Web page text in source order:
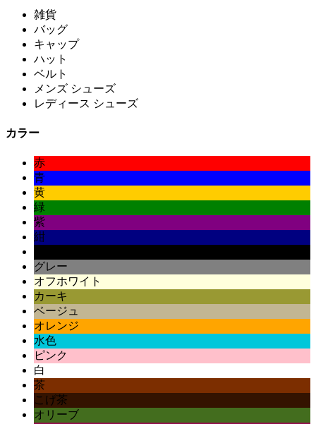
雑貨
バッグ
キャップ
ハット
ベルト
メンズ シューズ
レディース シューズ
カラー
赤
青
黄
緑
紫
紺
グレー
オフホワイト
カーキ
ベージュ
オレンジ
水色
ピンク
白
茶
こげ茶
オリーブ